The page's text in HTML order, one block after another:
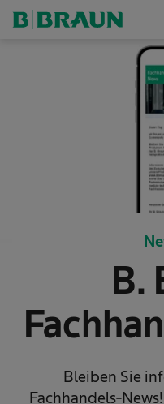
B.
Bleiben Sie
Fachhandels-